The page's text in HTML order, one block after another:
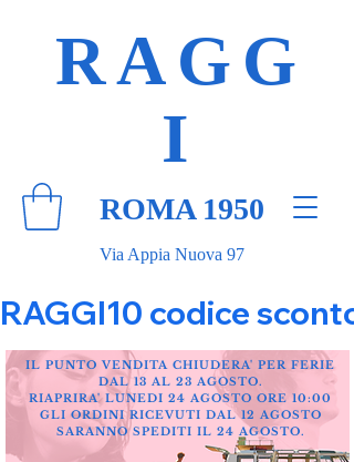
Via Appia Nuova 97
RAGG
I
ROMA 1950
RAGGI10 codice
IL PUNTO VENDITA CHIUDERA' PER FERIE
DAL 13 AL 23 AGOSTO.
RIAPRIRA' LUNEDI 24 AGOSTO ORE 10:00
GLI ORDINI RICEVUTI DAL 12 AGOSTO
SARANNO SPEDITI IL 24 AGOSTO.